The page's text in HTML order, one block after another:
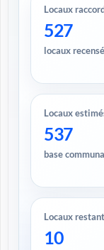
Locaux
527
locaux
Locaux
537
base
Locaux
10